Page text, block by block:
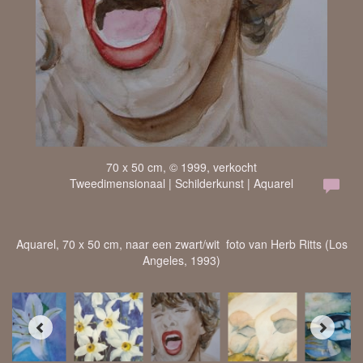
70 x 50 cm, © 1999, verkocht
Tweedimensionaal | Schilderkunst | Aquarel
Aquarel, 70 x 50 cm, naar een zwart/wit foto van Herb Ritts (Los
Angeles, 1993)